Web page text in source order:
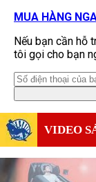
MUA HÀNG
Nếu bạn cần hỗ
tôi gọi cho bạn
VIDEO